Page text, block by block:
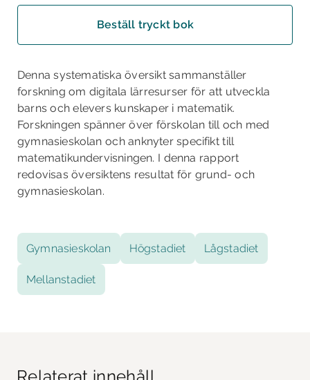
Beställ tryckt bok
Denna systematiska översikt sammanställer
forskning om digitala lärresurser för att utveckla
barns och elevers kunskaper i matematik.
Forskningen spänner över förskolan till och med
gymnasieskolan och anknyter specifikt till
matematikundervisningen. I denna rapport
redovisas översiktens resultat för grund-­ och
gymnasieskolan.
Gymnasieskolan Högstadiet Lågstadiet
Mellanstadiet